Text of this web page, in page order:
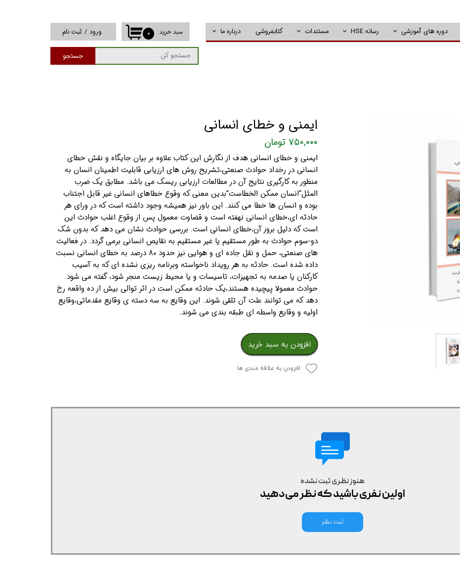
دوره های آموزشی رسانه HSE مستندات کتابفروشی درباره ما
جستجو
۰ سبد خرید ورود / ثبت نام
حساب کاربری من
تغییر گذر واژه
ایمنی و خطای انسانی
۷۵۰,۰۰۰ تومان
ایمنی و خطای انسانی هدف از نگارش این کتاب علاوه بر بیان جایگاه و نقش خطای
انسانی در رخداد حوادث صنعتی،تشریح روش های ارزیابی قابلیت اطمینان انسان به
منظور به کارگیری نتایج آن در مطالعات ارزیابی ریسک می باشد. مطابق یک ضرب
المثل“انسان ممکن الخطاست”بدین معنی که وقوع خطاهای انسانی غیر قابل اجتناب
بوده و انسان ها خطا می کنند. این باور نیز همیشه وجود داشته است که در ورای هر
حادثه ای،خطای انسانی نهفته است و قضاوت معمول پس از وقوع اغلب حوادث این
است که دلیل بروز آن،خطای انسانی است. بررسی حوادث نشان می دهد که بدون شک
دو-سوم حوادث به طور مستقیم یا غیر مستقیم به نقایص انسانی برمی گردد. در فعالیت
های صنعتی، حمل و نقل جاده ای و هوایی نیز حدود ۸۰ درصد به خطای انسانی نسبت
داده شده است. حادثه به هر رویداد ناخواسته وبرنامه ریزی نشده ای که به آسیب
کارکنان یا صدمه به تجهیزات، تاسیسات و یا محیط زیست منجر شود، گفته می شود.
حوادث معمولا پیچیده هستند،یک حادثه ممکن است در اثر توالی بیش از ده واقعه رخ
دهد که می توانند علت آن تلقی شوند. این وقایع به سه دسته ی وقایع مقدماتی،وقایع
اولیه و وقایع واسطه ای طبقه بندی می شوند.
افزودن به سبد خرید
افزودن به علاقه مندی ها
هنوز نظری ثبت نشده
اولین نفری باشید که نظر می‌دهید
ثبت نظر